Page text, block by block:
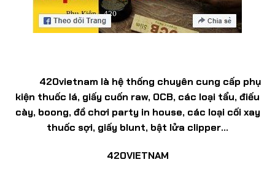
420vietnam là hệ thống chuyên cung cấp phụ
kiện thuốc lá, giấy cuốn raw, OCB, các loại tẩu, điếu
cày, boong, đồ chơi party in house, các loại cối xay
thuốc sợi, giấy blunt, bật lửa clipper…
420VIETNAM